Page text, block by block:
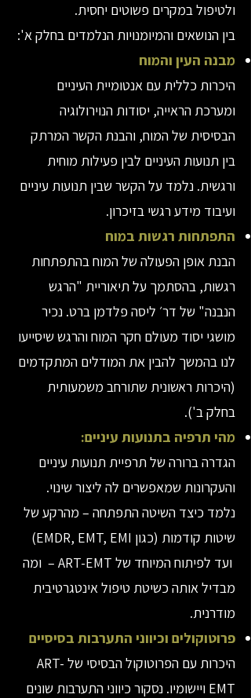
ולטיפול במקרים פשוטים יחסית.
בין הנושאים והמיומנויות הנלמדים בחלק א':
מבנה העין והמוח
היכרות כללית עם אנטומיית העיניים
ומערכת הראייה, יסודות הנוירולוגיה
הבסיסית של המוח, והבנת הקשר המרתק
בין תנועות העיניים לבין פעילות מוחית
ורגשית. נלמד על הקשר שבין תנועות עיניים
ועיבוד מידע רגשי בזיכרון.
התפתחות רגשות במוח
הבנת אופן הפעולה של המוח בהתפתחות
רגשות, בהסתמך על תיאוריית "הרגש
הנבנה" של דר׳ ליסה פלדמן ברט. נכיר
מושגי יסוד מעולם חקר המוח והרגש שיסייעו
לנו בהמשך להבין את המודלים המתקדמים
(היכרות ראשונית שתורחב משמעותית
בחלק ב').
מהי תרפיה בתנועות עיניים:
הגדרה ברורה של תרפיית תנועות עיניים
והעקרונות שמאפשרים לה ליצור שינוי.
נלמד כיצד השיטה התפתחה – מהרקע של
שיטות קודמות (כגון EMDR, EMT, EMI)
ועד לפיתוח המיוחד של ART-EMT – ומה
מבדיל אותה כשיטת טיפול אינטגרטיבית
מודרנית.
פרוטוקולים וכיווני התערבות בסיסיים
היכרות עם הפרוטוקול הבסיסי של ART-
EMT ויישומיו. נסקור כיווני התערבות שונים